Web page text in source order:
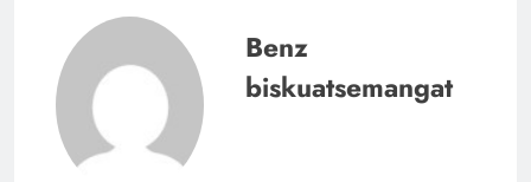
Benz
biskuatsemangat